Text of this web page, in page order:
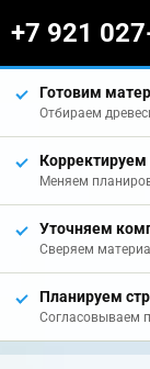
+7 921
Готовим
Отбираем
Меняем
Уточняем
Сверяем
Планируем
Согласовываем